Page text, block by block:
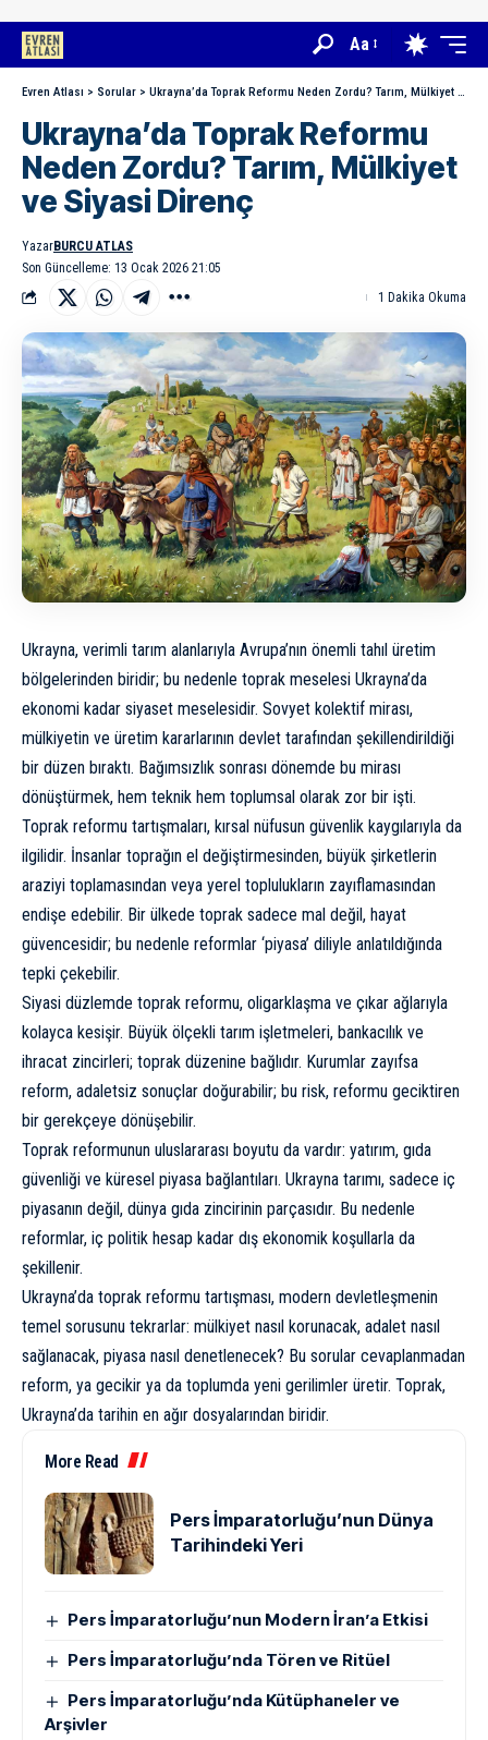
Aa
Evren Atlası > Sorular > Ukrayna’da Toprak Reformu Neden Zordu? Tarım, Mülkiyet ve Siyasi Direnç
Ukrayna’da Toprak Reformu
Neden Zordu? Tarım, Mülkiyet
ve Siyasi Direnç
Son Güncelleme: 13 Ocak 2026 21:05
YazarBURCU ATLAS
1 Dakika Okuma
Ukrayna, verimli tarım alanlarıyla Avrupa’nın önemli tahıl üretim
bölgelerinden biridir; bu nedenle toprak meselesi Ukrayna’da
ekonomi kadar siyaset meselesidir. Sovyet kolektif mirası,
mülkiyetin ve üretim kararlarının devlet tarafından şekillendirildiği
bir düzen bıraktı. Bağımsızlık sonrası dönemde bu mirası
dönüştürmek, hem teknik hem toplumsal olarak zor bir işti.
Toprak reformu tartışmaları, kırsal nüfusun güvenlik kaygılarıyla da
ilgilidir. İnsanlar toprağın el değiştirmesinden, büyük şirketlerin
araziyi toplamasından veya yerel toplulukların zayıflamasından
endişe edebilir. Bir ülkede toprak sadece mal değil, hayat
güvencesidir; bu nedenle reformlar ‘piyasa’ diliyle anlatıldığında
tepki çekebilir.
Siyasi düzlemde toprak reformu, oligarklaşma ve çıkar ağlarıyla
kolayca kesişir. Büyük ölçekli tarım işletmeleri, bankacılık ve
ihracat zincirleri; toprak düzenine bağlıdır. Kurumlar zayıfsa
reform, adaletsiz sonuçlar doğurabilir; bu risk, reformu geciktiren
bir gerekçeye dönüşebilir.
Toprak reformunun uluslararası boyutu da vardır: yatırım, gıda
güvenliği ve küresel piyasa bağlantıları. Ukrayna tarımı, sadece iç
piyasanın değil, dünya gıda zincirinin parçasıdır. Bu nedenle
reformlar, iç politik hesap kadar dış ekonomik koşullarla da
şekillenir.
Ukrayna’da toprak reformu tartışması, modern devletleşmenin
temel sorusunu tekrarlar: mülkiyet nasıl korunacak, adalet nasıl
sağlanacak, piyasa nasıl denetlenecek? Bu sorular cevaplanmadan
reform, ya gecikir ya da toplumda yeni gerilimler üretir. Toprak,
Ukrayna’da tarihin en ağır dosyalarından biridir.
More Read
Pers İmparatorluğu’nun Dünya
Tarihindeki Yeri
Pers İmparatorluğu’nun Modern İran’a Etkisi
Pers İmparatorluğu’nda Tören ve Ritüel
Pers İmparatorluğu’nda Kütüphaneler ve
Arşivler